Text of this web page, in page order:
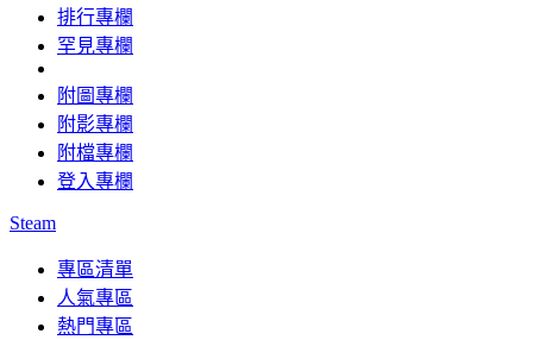
排行專欄
罕見專欄
附圖專欄
附影專欄
附檔專欄
登入專欄
Steam
專區清單
人氣專區
熱門專區